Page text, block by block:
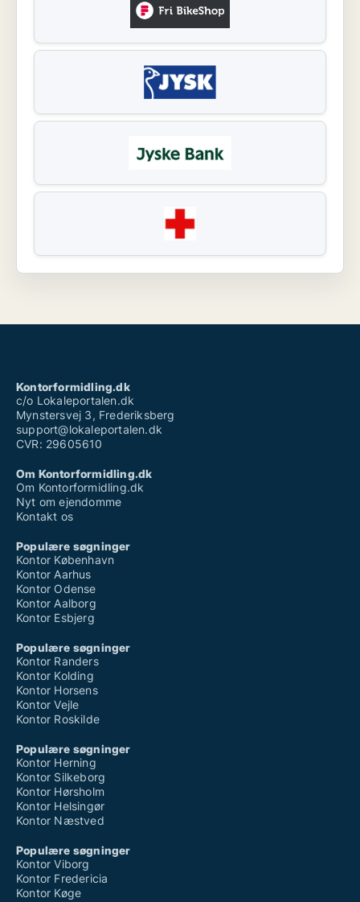
Kontorformidling.dk
c/o Lokaleportalen.dk
Mynstersvej 3, Frederiksberg
support@lokaleportalen.dk
CVR: 29605610
Om Kontorformidling.dk
Om Kontorformidling.dk
Nyt om ejendomme
Kontakt os
Populære søgninger
Kontor København
Kontor Aarhus
Kontor Odense
Kontor Aalborg
Kontor Esbjerg
Populære søgninger
Kontor Randers
Kontor Kolding
Kontor Horsens
Kontor Vejle
Kontor Roskilde
Populære søgninger
Kontor Herning
Kontor Silkeborg
Kontor Hørsholm
Kontor Helsingør
Kontor Næstved
Populære søgninger
Kontor Viborg
Kontor Fredericia
Kontor Køge